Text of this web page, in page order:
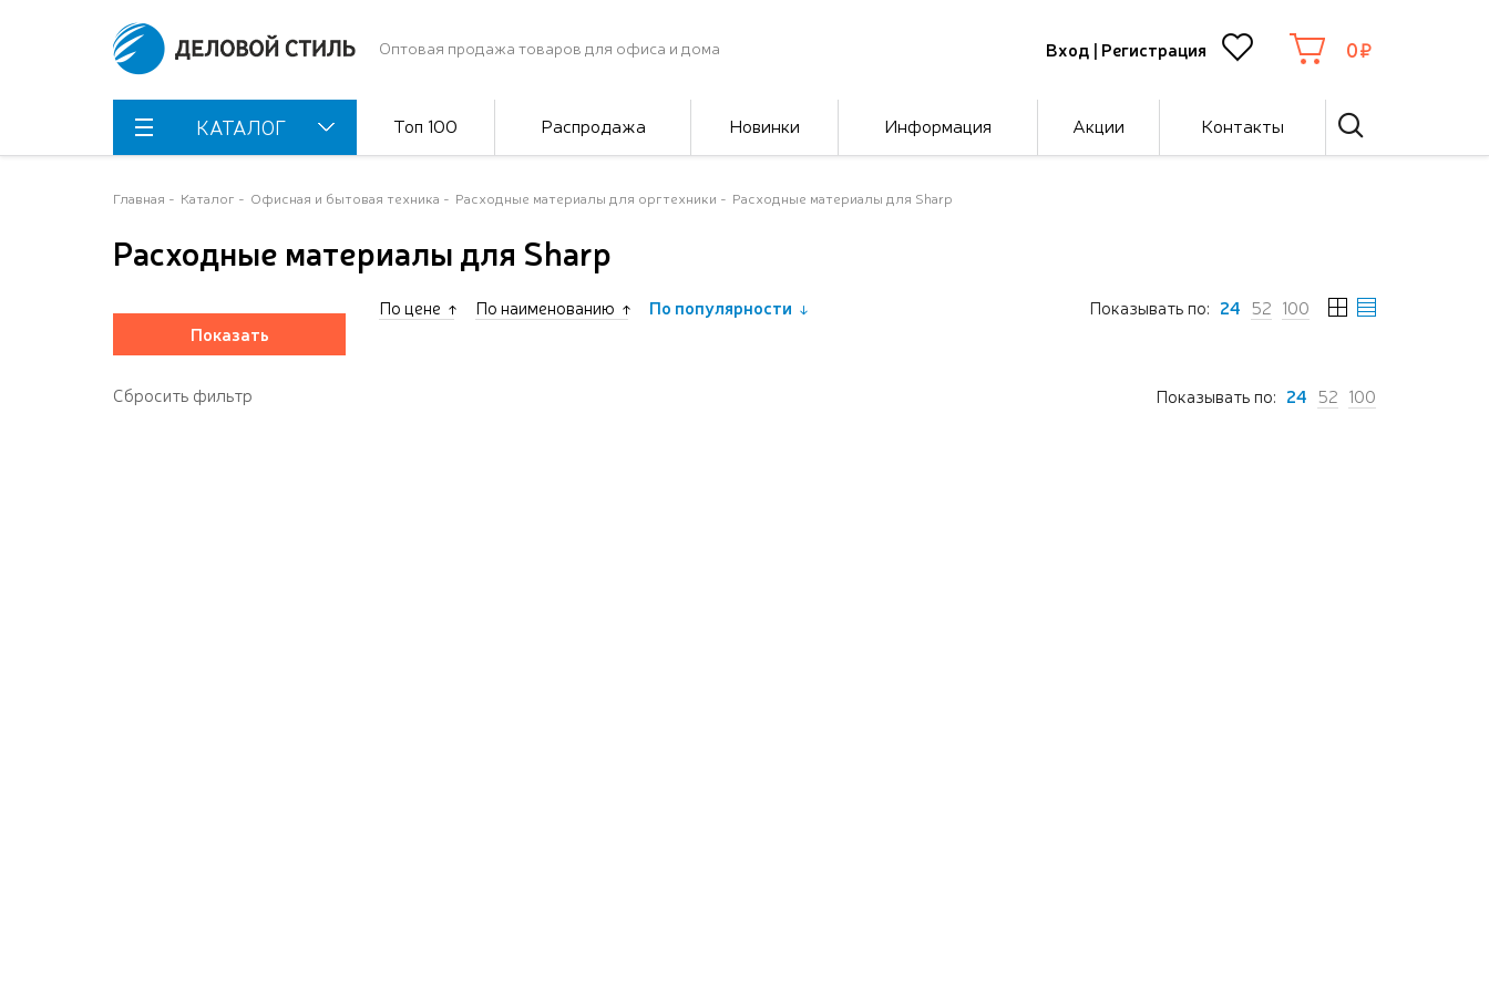
Оптовая продажа товаров для офиса и дома Вход | Регистрация 0
КАТАЛОГ Топ 100 Распродажа Новинки Информация Акции Контакты
Главная Каталог Офисная и бытовая техника Расходные материалы для оргтехники Расходные материалы для Sharp
Расходные материалы для Sharp
По цене По наименованию По популярности Показывать по: 24 52 100
Показывать по: 24 52 100